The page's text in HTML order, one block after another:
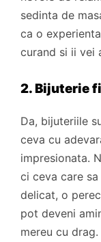
sedinta de
ca o
curand si ii vei
2. Bijuterie
Da, bijuteriile
ceva cu
impresionata.
ci ceva care
delicat, o
pot deveni
mereu cu